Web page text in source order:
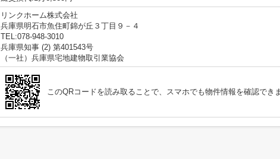
リンクホーム株式会社
兵庫県明石市魚住町錦が丘３丁目９－４
TEL:078-948-3010
兵庫県知事 (2) 第401543号
（一社）兵庫県宅地建物取引業協会
このQRコードを読み取ることで、スマホでも物件情報を確認でき